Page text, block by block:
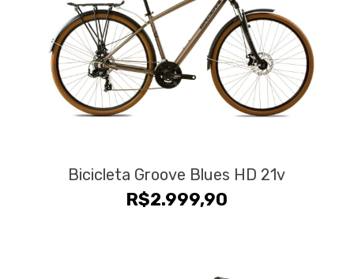
Bicicleta Groove Blues HD 21v
R$2.999,90